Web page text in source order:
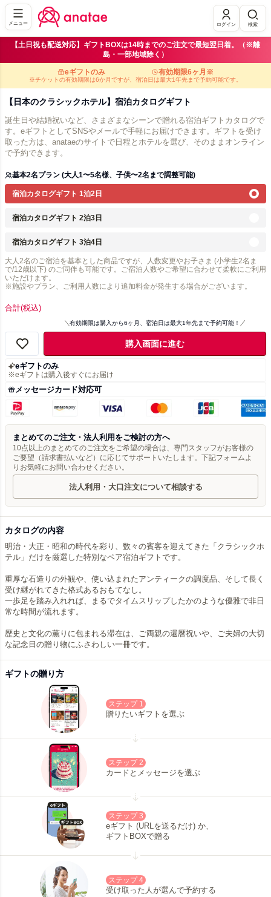
メニュー ログイン 検索
【土日祝も配送対応】ギフトBOXは14時までのご注文で最短翌日着。（※離
島・一部地域除く）
eギフトのみ 有効期限6ヶ月※
※チケットの有効期限は6か月ですが、宿泊日は最大1年先まで予約可能です。
【日本のクラシックホテル】宿泊カタログギフト
誕生日や結婚祝いなど、さまざまなシーンで贈れる宿泊ギフトカタログで
す。eギフトとしてSNSやメールで手軽にお届けできます。ギフトを受け
取った方は、anataeのサイトで日程とホテルを選び、そのままオンライン
で予約できます。
基本2名プラン (大人1〜5名様、子供〜2名まで調整可能)
宿泊カタログギフト 1泊2日
宿泊カタログギフト 2泊3日
宿泊カタログギフト 3泊4日
大人2名のご宿泊を基本とした商品ですが、人数変更やお子さま (小学生2名ま
で/12歳以下) のご同伴も可能です。ご宿泊人数やご希望に合わせて柔軟にご利用
いただけます。
※施設やプラン、ご利用人数により追加料金が発生する場合がございます。
合計(税込)
有効期限は購入から6ヶ月、宿泊日は最大1年先まで予約可能！
購入画面に進む
eギフトのみ
※eギフトは購入後すぐにお届け
メッセージカード対応可
まとめてのご注文・法人利用をご検討の方へ
10点以上のまとめてのご注文をご希望の場合は、専門スタッフがお客様の
ご要望（請求書払いなど）に応じてサポートいたします。下記フォームよ
りお気軽にお問い合わせください。
法人利用・大口注文について相談する
カタログの内容
明治・大正・昭和の時代を彩り、数々の賓客を迎えてきた「クラシックホ
テル」だけを厳選した特別なペア宿泊ギフトです。
重厚な石造りの外観や、使い込まれたアンティークの調度品、そして長く
受け継がれてきた格式あるおもてなし。
一歩足を踏み入れれば、まるでタイムスリップしたかのような優雅で非日
常な時間が流れます。
歴史と文化の薫りに包まれる滞在は、ご両親の還暦祝いや、ご夫婦の大切
な記念日の贈り物にふさわしい一冊です。
ギフトの贈り方
ステップ 1
贈りたいギフトを選ぶ
ステップ 2
カードとメッセージを選ぶ
ステップ 3
eギフト (URLを送るだけ) か、
ギフトBOXで贈る
ステップ 4
受け取った人が選んで予約する